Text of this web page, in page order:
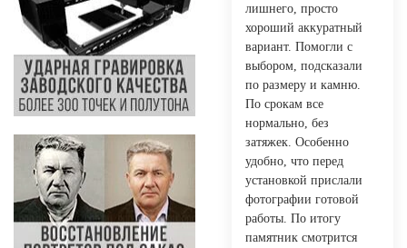
лишнего, просто
хороший аккуратный
вариант. Помогли с
выбором, подсказали
по размеру и камню.
По срокам все
нормально, без
затяжек. Особенно
удобно, что перед
установкой прислали
фотографии готовой
работы. По итогу
памятник смотрится